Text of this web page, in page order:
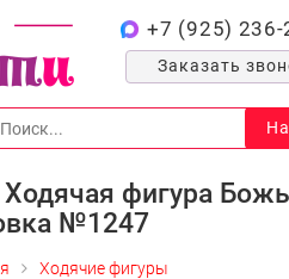
+7 (925) 236-
Заказать
фигура
№1247
Ходячие фигуры